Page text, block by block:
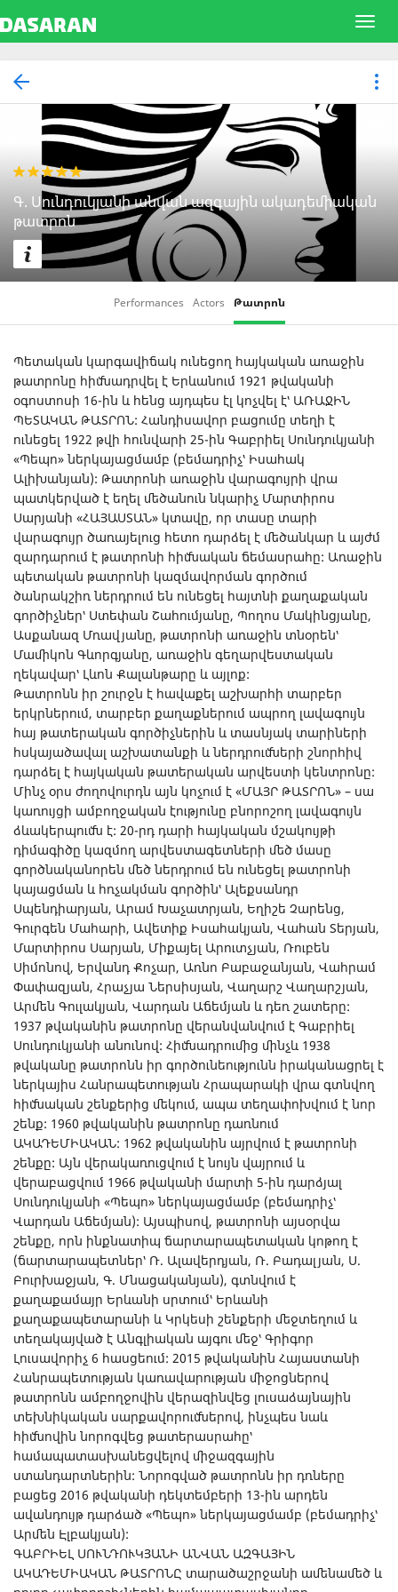
Գ. Սունդուկյանի անվան ազգային ակադեմիական
թատրոն
Performances Actors Թատրոն
Պետական կարգավիճակ ունեցող հայկական առաջին
թատրոնը հիմնադրվել է Երևանում 1921 թվականի
օգոստոսի 16-ին և հենց այդպես էլ կոչվել է՝ ԱՌԱՋԻՆ
ՊԵՏԱԿԱՆ ԹԱՏՐՈՆ: Հանդիսավոր բացումը տեղի է
ունեցել 1922 թվի հունվարի 25-ին Գաբրիել Սունդուկյանի
«Պեպո» ներկայացմամբ (բեմադրիչ՝ Իսահակ
Ալիխանյան): Թատրոնի առաջին վարագույրի վրա
պատկերված է եղել մեծանուն նկարիչ Մարտիրոս
Սարյանի «ՀԱՅԱՍՏԱՆ» կտավը, որ տասը տարի
վարագույր ծառայելուց հետո դարձել է մեծանկար և այժմ
զարդարում է թատրոնի հիմնական ճեմասրահը: Առաջին
պետական թատրոնի կազմավորման գործում
ծանրակշիռ ներդրում են ունեցել հայտնի քաղաքական
գործիչներ՝ Ստեփան Շահումյանը, Պողոս Մակինցյանը,
Ասքանազ Մռավյանը, թատրոնի առաջին տնօրեն՝
Մամիկոն Գևորգյանը, առաջին գեղարվեստական
ղեկավար՝ Լևոն Քալանթարը և այլոք:
Թատրոնն իր շուրջն է հավաքել աշխարհի տարբեր
երկրներում, տարբեր քաղաքներում ապրող լավագույն
հայ թատերական գործիչներին և տասնյակ տարիների
հսկայածավալ աշխատանքի և ներդրումների շնորհիվ
դարձել է հայկական թատերական արվեստի կենտրոնը:
Մինչ օրս ժողովուրդն այն կոչում է «ՄԱՅՐ ԹԱՏՐՈՆ» – սա
կառույցի ամբողջական էությունը բնորոշող լավագույն
ձևակերպումն է: 20-րդ դարի հայկական մշակույթի
դիմագիծը կազմող արվեստագետների մեծ մասը
գործնականորեն մեծ ներդրում են ունեցել թատրոնի
կայացման և հռչակման գործին՝ Ալեքսանդր
Սպենդիարյան, Արամ Խաչատրյան, Եղիշե Չարենց,
Գուրգեն Մահարի, Ավետիք Իսահակյան, Վահան Տերյան,
Մարտիրոս Սարյան, Միքայել Արուտչյան, Ռուբեն
Սիմոնով, Երվանդ Քոչար, Առնո Բաբաջանյան, Վահրամ
Փափազյան, Հրաչյա Ներսիսյան, Վաղարշ Վաղարշյան,
Արմեն Գուլակյան, Վարդան Աճեմյան և դեռ շատերը:
1937 թվականին թատրոնը վերանվանվում է Գաբրիել
Սունդուկյանի անունով: Հիմնադրումից մինչև 1938
թվականը թատրոնն իր գործունեությունն իրականացրել է
ներկայիս Հանրապետության Հրապարակի վրա գտնվող
հիմնական շենքերից մեկում, ապա տեղափոխվում է նոր
շենք: 1960 թվականին թատրոնը դառնում
ԱԿԱԴԵՄԻԱԿԱՆ: 1962 թվականին այրվում է թատրոնի
շենքը: Այն վերակառուցվում է նույն վայրում և
վերաբացվում 1966 թվականի մարտի 5-ին դարձյալ
Սունդուկյանի «Պեպո» ներկայացմամբ (բեմադրիչ՝
Վարդան Աճեմյան): Այսպիսով, թատրոնի այսօրվա
շենքը, որն ինքնատիպ ճարտարապետական կոթող է
(ճարտարապետներ՝ Ռ. Ալավերդյան, Ռ. Բադալյան, Ս.
Բուրխաջյան, Գ. Մնացականյան), գտնվում է
քաղաքամայր Երևանի սրտում՝ Երևանի
քաղաքապետարանի և Կրկեսի շենքերի մեջտեղում և
տեղակայված է Անգլիական այգու մեջ՝ Գրիգոր
Լուսավորիչ 6 հասցեում: 2015 թվականին Հայաստանի
Հանրապետության կառավարության միջոցներով
թատրոնն ամբողջովին վերազինվեց լուսաձայնային
տեխնիկական սարքավորումներով, ինչպես նաև
հիմնովին նորոգվեց թատերասրահը՝
համապատասխանեցվելով միջազգային
ստանդարտներին: Նորոգված թատրոնն իր դռները
բացեց 2016 թվականի դեկտեմբերի 13-ին արդեն
ավանդույթ դարձած «Պեպո» ներկայացմամբ (բեմադրիչ՝
Արմեն Էլբակյան):
ԳԱԲՐԻԵԼ ՍՈՒՆԴՈՒԿՅԱՆԻ ԱՆՎԱՆ ԱԶԳԱՅԻՆ
ԱԿԱԴԵՄԻԱԿԱՆ ԹԱՏՐՈՆԸ տարածաշրջանի ամենամեծ և